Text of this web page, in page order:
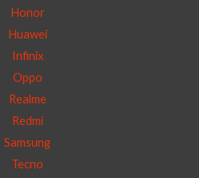
Honor
Huawei
Infinix
Oppo
Realme
Redmi
Samsung
Tecno